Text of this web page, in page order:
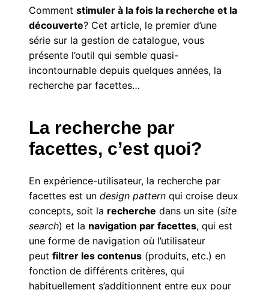
Comment stimuler à la fois la recherche et la
découverte? Cet article, le premier d’une
série sur la gestion de catalogue, vous
présente l’outil qui semble quasi-
incontournable depuis quelques années, la
recherche par facettes…
La recherche par
facettes, c’est quoi?
En expérience-utilisateur, la recherche par
facettes est un design pattern qui croise deux
concepts, soit la recherche dans un site (site
search) et la navigation par facettes, qui est
une forme de navigation où l’utilisateur
peut filtrer les contenus (produits, etc.) en
fonction de différents critères, qui
habituellement s’additionnent entre eux pour